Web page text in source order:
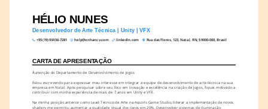
HÉLIO NUNES
Desenvolvedor de Arte Técnica | Unity | VFX
+55 (19) 93456-7281 help@enhancv.com linkedin.com Rua das Flores, 123, Natal, RN, 59000-000, Brasil
CARTA DE APRESENTAÇÃO
À atenção do Departamento de Desenvolvimento de Jogos
Estou escrevendo para expressar meu interesse em integrar a equipe de desenvolvimento de arte técnica na sua
empresa em Natal. Após pesquisar sobre seu foco em inovação e excelência na criação de jogos, fiquei motivado a
contribuir com minha experiência de mais de 7 anos em Unity e VFX.
Na minha posição anterior como Lead Técnico de Arte na Aquiris Game Studio, liderar a implementação de novos
shaders me permitiu aumentar a qualidade visual dos jogos em 20%. Desenvolver sistemas de iluminação